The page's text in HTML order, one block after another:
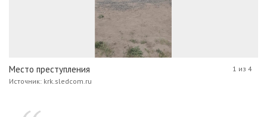
Место преступления
Источник: krk.sledcom.ru
1 из 4